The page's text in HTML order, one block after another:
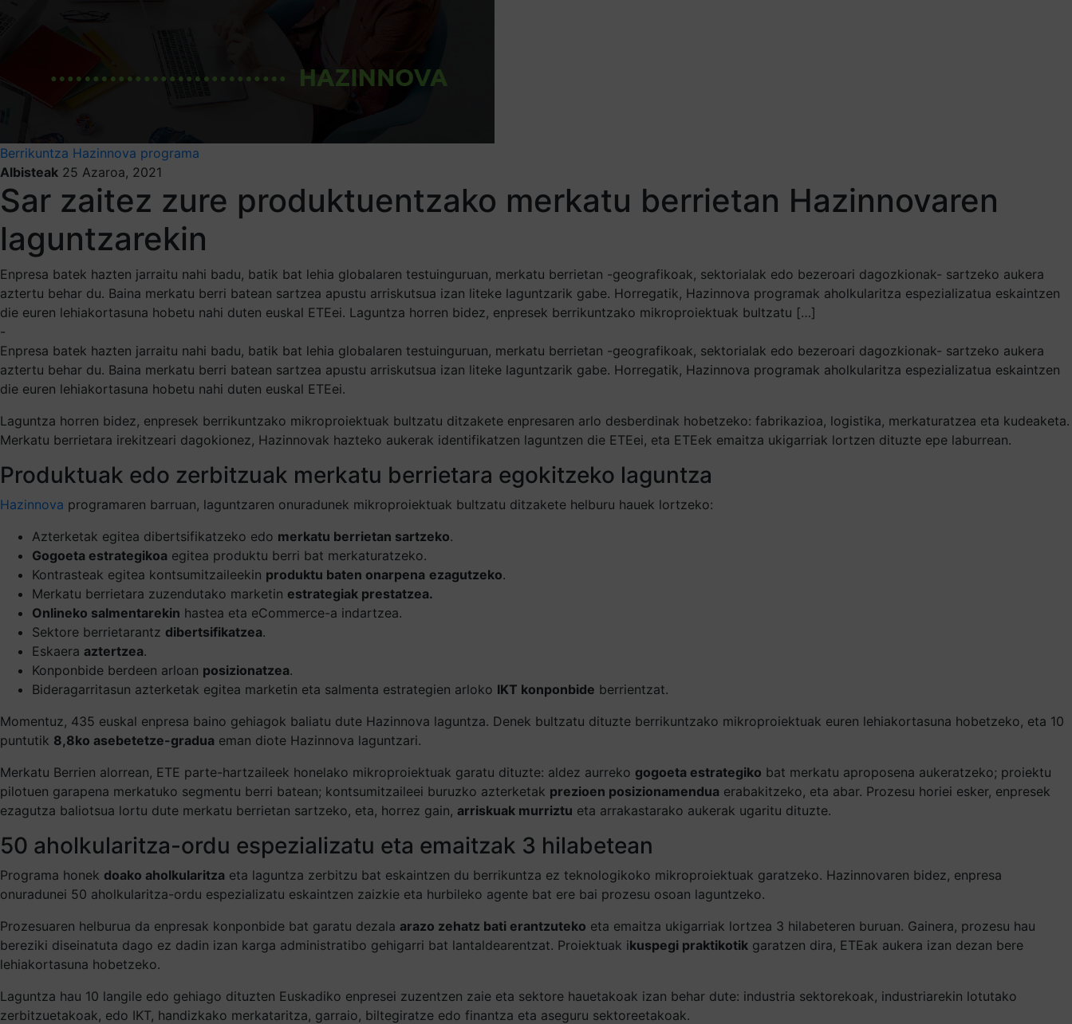
Berrikuntza Hazinnova programa
Albisteak 25 Azaroa, 2021
Sar zaitez zure produktuentzako merkatu berrietan Hazinnovaren
laguntzarekin
Enpresa batek hazten jarraitu nahi badu, batik bat lehia globalaren testuinguruan, merkatu berrietan -geografikoak, sektorialak edo bezeroari dagozkionak- sartzeko aukera
aztertu behar du. Baina merkatu berri batean sartzea apustu arriskutsua izan liteke laguntzarik gabe. Horregatik, Hazinnova programak aholkularitza espezializatua eskaintzen
die euren lehiakortasuna hobetu nahi duten euskal ETEei. Laguntza horren bidez, enpresek berrikuntzako mikroproiektuak bultzatu […]
-
Enpresa batek hazten jarraitu nahi badu, batik bat lehia globalaren testuinguruan, merkatu berrietan -geografikoak, sektorialak edo bezeroari dagozkionak- sartzeko aukera
aztertu behar du. Baina merkatu berri batean sartzea apustu arriskutsua izan liteke laguntzarik gabe. Horregatik, Hazinnova programak aholkularitza espezializatua eskaintzen
die euren lehiakortasuna hobetu nahi duten euskal ETEei.
Laguntza horren bidez, enpresek berrikuntzako mikroproiektuak bultzatu ditzakete enpresaren arlo desberdinak hobetzeko: fabrikazioa, logistika, merkaturatzea eta kudeaketa.
Merkatu berrietara irekitzeari dagokionez, Hazinnovak hazteko aukerak identifikatzen laguntzen die ETEei, eta ETEek emaitza ukigarriak lortzen dituzte epe laburrean.
Produktuak edo zerbitzuak merkatu berrietara egokitzeko laguntza
Hazinnova programaren barruan, laguntzaren onuradunek mikroproiektuak bultzatu ditzakete helburu hauek lortzeko:
Azterketak egitea dibertsifikatzeko edo merkatu berrietan sartzeko.
Gogoeta estrategikoa egitea produktu berri bat merkaturatzeko.
Kontrasteak egitea kontsumitzaileekin produktu baten onarpena ezagutzeko.
Merkatu berrietara zuzendutako marketin estrategiak prestatzea.
Onlineko salmentarekin hastea eta eCommerce-a indartzea.
Sektore berrietarantz dibertsifikatzea.
Eskaera aztertzea.
Konponbide berdeen arloan posizionatzea.
Bideragarritasun azterketak egitea marketin eta salmenta estrategien arloko IKT konponbide berrientzat.
Momentuz, 435 euskal enpresa baino gehiagok baliatu dute Hazinnova laguntza. Denek bultzatu dituzte berrikuntzako mikroproiektuak euren lehiakortasuna hobetzeko, eta 10
puntutik 8,8ko asebetetze-gradua eman diote Hazinnova laguntzari.
Merkatu Berrien alorrean, ETE parte-hartzaileek honelako mikroproiektuak garatu dituzte: aldez aurreko gogoeta estrategiko bat merkatu aproposena aukeratzeko; proiektu
pilotuen garapena merkatuko segmentu berri batean; kontsumitzaileei buruzko azterketak prezioen posizionamendua erabakitzeko, eta abar. Prozesu horiei esker, enpresek
ezagutza baliotsua lortu dute merkatu berrietan sartzeko, eta, horrez gain, arriskuak murriztu eta arrakastarako aukerak ugaritu dituzte.
50 aholkularitza-ordu espezializatu eta emaitzak 3 hilabetean
Programa honek doako aholkularitza eta laguntza zerbitzu bat eskaintzen du berrikuntza ez teknologikoko mikroproiektuak garatzeko. Hazinnovaren bidez, enpresa
onuradunei 50 aholkularitza-ordu espezializatu eskaintzen zaizkie eta hurbileko agente bat ere bai prozesu osoan laguntzeko.
Prozesuaren helburua da enpresak konponbide bat garatu dezala arazo zehatz bati erantzuteko eta emaitza ukigarriak lortzea 3 hilabeteren buruan. Gainera, prozesu hau
bereziki diseinatuta dago ez dadin izan karga administratibo gehigarri bat lantaldearentzat. Proiektuak ikuspegi praktikotik garatzen dira, ETEak aukera izan dezan bere
lehiakortasuna hobetzeko.
Laguntza hau 10 langile edo gehiago dituzten Euskadiko enpresei zuzentzen zaie eta sektore hauetakoak izan behar dute: industria sektorekoak, industriarekin lotutako
zerbitzuetakoak, edo IKT, handizkako merkataritza, garraio, biltegiratze edo finantza eta aseguru sektoreetakoak.